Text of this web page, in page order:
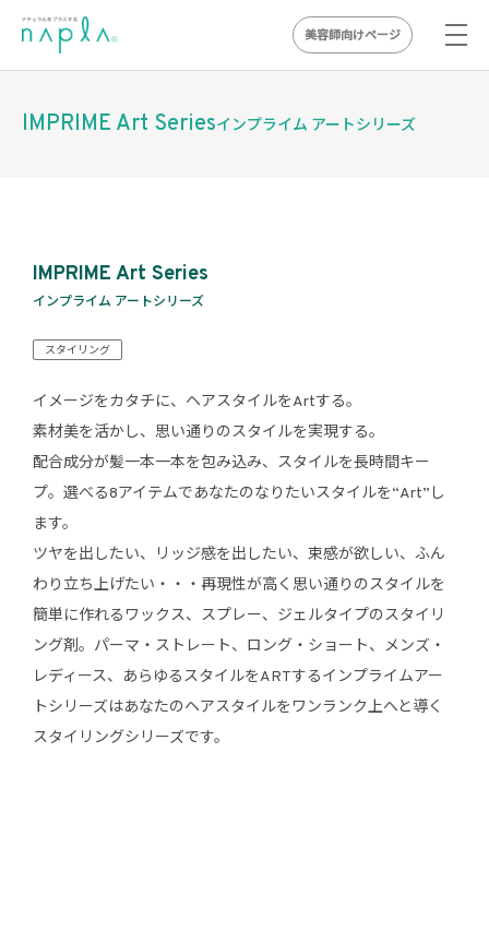
美容師向けページ
IMPRIME Art Seriesインプライム アートシリーズ
IMPRIME Art Series
インプライム アートシリーズ
スタイリング
イメージをカタチに、ヘアスタイルをArtする。
素材美を活かし、思い通りのスタイルを実現する。
配合成分が髪一本一本を包み込み、スタイルを長時間キー
プ。選べる8アイテムであなたのなりたいスタイルを“Art”し
ます。
ツヤを出したい、リッジ感を出したい、束感が欲しい、ふん
わり立ち上げたい・・・再現性が高く思い通りのスタイルを
簡単に作れるワックス、スプレー、ジェルタイプのスタイリ
ング剤。パーマ・ストレート、ロング・ショート、メンズ・
レディース、あらゆるスタイルをARTするインプライムアー
トシリーズはあなたのヘアスタイルをワンランク上へと導く
スタイリングシリーズです。